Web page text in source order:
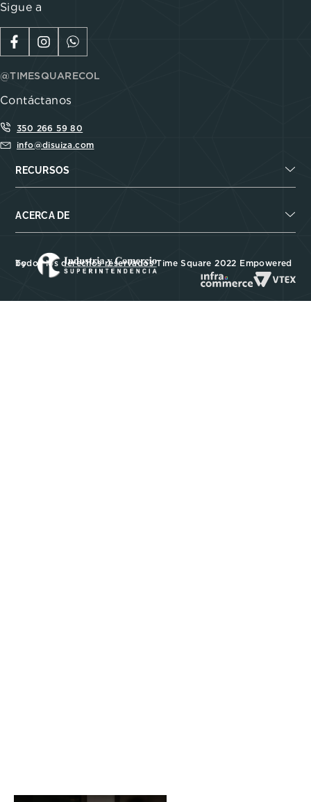
Sigue a
@TIMESQUARECOL
Contáctanos
350 266 59 80
info@disuiza.com
RECURSOS
ACERCA DE
Todos los derechos reservados Time Square 2022 Empowered by